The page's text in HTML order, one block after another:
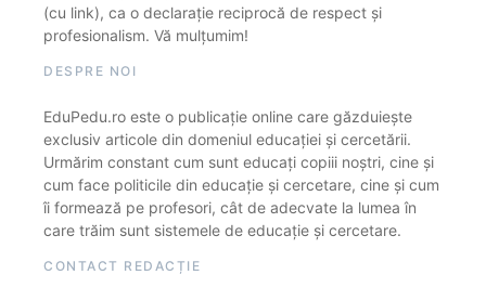
(cu link), ca o declarație reciprocă de respect și
profesionalism. Vă mulțumim!
DESPRE NOI
EduPedu.ro este o publicație online care găzduiește
exclusiv articole din domeniul educației și cercetării.
Urmărim constant cum sunt educați copiii noștri, cine și
cum face politicile din educație și cercetare, cine și cum
îi formează pe profesori, cât de adecvate la lumea în
care trăim sunt sistemele de educație și cercetare.
CONTACT REDACȚIE